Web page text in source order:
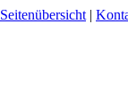
Seitenübersicht |